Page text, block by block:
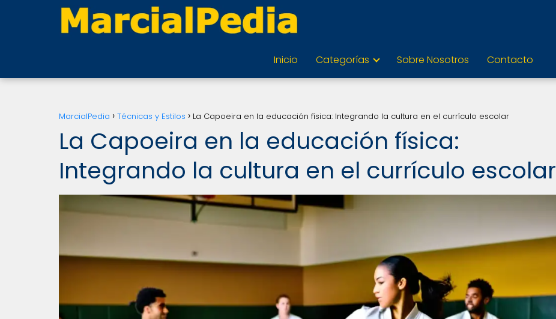
Inicio Categorías Sobre Nosotros Contacto
MarcialPedia Técnicas y Estilos La Capoeira en la educación física: Integrando la cultura en el currículo escolar
La Capoeira en la educación física:
Integrando la cultura en el currículo escolar